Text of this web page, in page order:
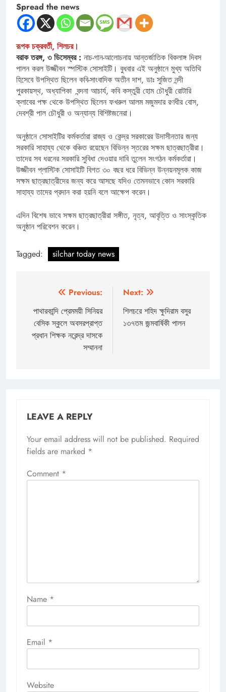
Spread the news
রূপক চক্রবর্তী, শিলচর।
বরাক তরঙ্গ, ৩ ডিসেম্বর : নাচ-গান-আলোচনায় আন্তর্জাতিক বিকলাঙ্গ দিবস
পালন করল উজ্জীবন স্পস্টিক সোসাইটি। বুধবার এই অনুষ্ঠানে মুখ্য অতিথি
হিসেবে উপস্থিত ছিলেন কবি-সাংবাদিক অতীন দাশ, ডাঃ সুজিত নন্দী
পুরকায়স্থ, অধ্যাপিকা বন্দনা আচার্য, কবি কস্তুরী হোম চৌধুরী রোটারি
ক্লাবের পক্ষ থেকে উপস্থিত ছিলেন ফখরুল আলম মজুমদার রণধীর বোস,
দেবশ্রী পাল চৌধুরী ও অন্যান্য বিশিষ্টজনেরা।
অনুষ্ঠানে সোসাইটির কর্মকর্তারা রাজ্য ও কেন্দ্র সরকারের উদাসীনতার জন্য
সরকারি সাহায্য থেকে বঞ্চিত রয়েছেন বিভিন্ন স্তরের সক্ষম ছাত্রছাত্রীরা।
তাদের সব ধরনের সরকারি সুবিধা দেওয়ার দাবি তুলেন সংগঠন কর্মকর্তারা।
উজ্জীবন প্লাস্টিক সোসাইটি বিগত ৩০ বছর ধরে বিভিন্ন উন্নয়নমূলক কাজ
সক্ষম ছাত্রছাত্রীদের জন্য করে আসছে যদিও তেমনভাবে কোন সরকারি
সাহায্য তাদের প্রদান করা হয়নি বলে আক্ষেপ করেন।
এদিন বিশেষ ভাবে সক্ষম ছাত্রছাত্রীরা সঙ্গীত, নৃত্য, আবৃত্তি ও সাংস্কৃতিক
অনুষ্ঠান পরিবেশন করেন।
Tagged: silchar today news
navigation
Previous:
পাথারকান্দি প্রেমময়ী সিনিয়র
বেসিক স্কুলে অবসরপ্রাপ্ত
প্রধান শিক্ষক নরেন্দ্র দাসকে
সম্মাননা
Next:
শিলচরে শহিদ ক্ষুদিরাম বসুর
১৩৭তম জন্মবার্ষিকী পালন
LEAVE A REPLY
Your email address will not be published. Required
fields are marked *
Comment *
Name *
Email *
Website